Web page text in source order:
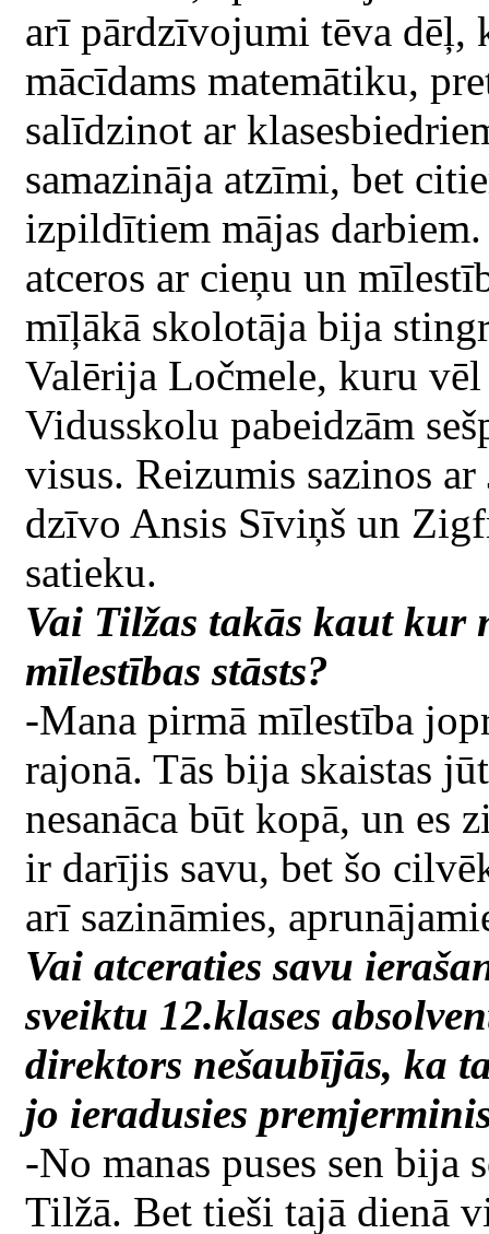
arī pārdzīvojumi tēva dēļ,
mācīdams matemātiku,
salīdzinot ar
samazināja atzīmi, bet
izpildītiem mājas
atceros ar cieņu un
mīļākā skolotāja bija
Valērija Ločmele, kuru
Vidusskolu pabeidzām
visus. Reizumis sazinos
dzīvo Ansis Sīviņš un
satieku.
Vai Tilžas takās kaut kur
mīlestības stāsts?
-Mana pirmā mīlestība
rajonā. Tās bija skaistas
nesanāca būt kopā, un es
ir darījis savu, bet šo
arī sazināmies,
Vai atceraties savu
sveiktu 12.klases
direktors nešaubījās, ka
jo ieradusies
-No manas puses sen bija
Tilžā. Bet tieši tajā dienā